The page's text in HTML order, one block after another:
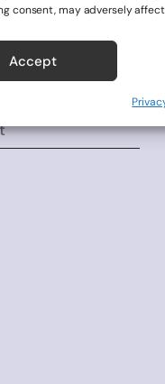
consent, may adversely
Accept
aktivera detta innehåll